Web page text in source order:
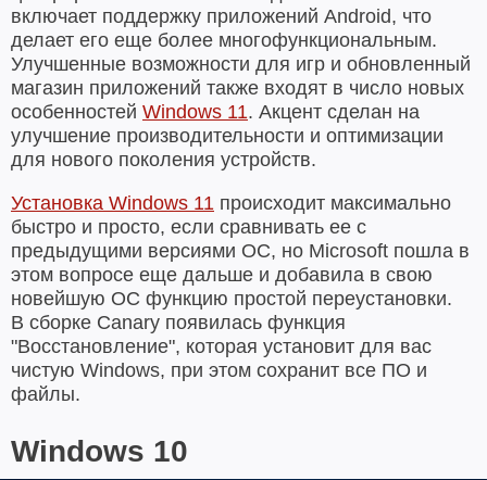
включает поддержку приложений Android, что
делает его еще более многофункциональным.
Улучшенные возможности для игр и обновленный
магазин приложений также входят в число новых
особенностей Windows 11. Акцент сделан на
улучшение производительности и оптимизации
для нового поколения устройств.
Установка Windows 11 происходит максимально
быстро и просто, если сравнивать ее с
предыдущими версиями ОС, но Microsoft пошла в
этом вопросе еще дальше и добавила в свою
новейшую ОС функцию простой переустановки.
В сборке Canary появилась функция
"Восстановление", которая установит для вас
чистую Windows, при этом сохранит все ПО и
файлы.
Windows 10